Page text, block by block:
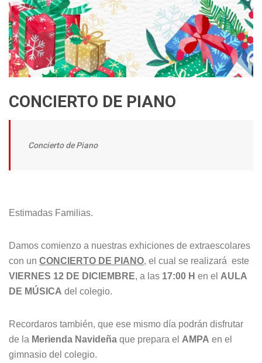
CONCIERTO DE PIANO
Concierto de Piano
Estimadas Familias.
Damos comienzo a nuestras exhiciones de extraescolares
con un CONCIERTO DE PIANO, el cual se realizará este
VIERNES 12 DE DICIEMBRE, a las 17:00 H en el AULA
DE MÚSICA del colegio.
Recordaros también, que ese mismo día podrán disfrutar
de la Merienda Navideña que prepara el AMPA en el
gimnasio del colegio.